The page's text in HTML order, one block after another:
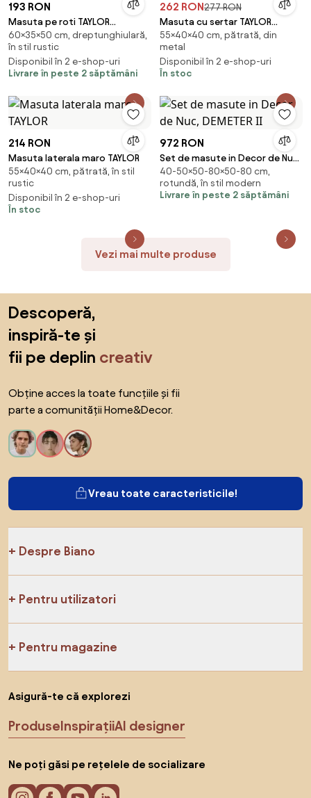
193 RON
Masuta pe roti TAYLOR
SONOMA 50x35cm
60×35×50 cm, dreptunghiulară,
în stil rustic
Disponibil în 2 e-shop-uri
Livrare în peste 2 săptămâni
262 RON277 RON
Masuta cu sertar TAYLOR
40x40 cm, rustic maro
55×40×40 cm, pătrată, din
metal
Disponibil în 2 e-shop-uri
În stoc
214 RON
Masuta laterala maro TAYLOR
55×40×40 cm, pătrată, în stil
rustic
Disponibil în 2 e-shop-uri
În stoc
972 RON
Set de masute in Decor de Nuc,
DEMETER II
40-50×50-80×50-80 cm,
rotundă, în stil modern
Livrare în peste 2 săptămâni
Vezi mai multe produse
Descoperă,
inspiră-te și
fii pe deplin creativ
Obține acces la toate funcțiile și fii
parte a comunității Home&Decor.
Vreau toate caracteristicile!
Despre Biano
Pentru utilizatori
Pentru magazine
Asigură-te că explorezi
ProduseInspirațiiAI designer
Ne poți găsi pe rețelele de socializare